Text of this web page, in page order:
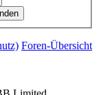
Foren-Übersicht